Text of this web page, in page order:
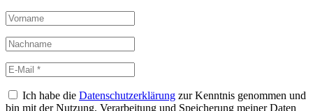
Ich habe die Datenschutzerklärung zur Kenntnis genommen und
bin mit der Nutzung, Verarbeitung und Speicherung meiner Daten